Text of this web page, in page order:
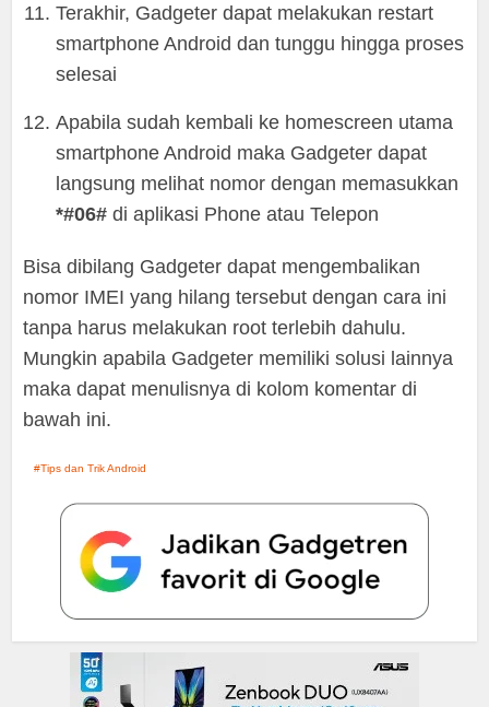
Terakhir, Gadgeter dapat melakukan restart
smartphone Android dan tunggu hingga proses
selesai
Apabila sudah kembali ke homescreen utama
smartphone Android maka Gadgeter dapat
langsung melihat nomor dengan memasukkan
*#06# di aplikasi Phone atau Telepon
Bisa dibilang Gadgeter dapat mengembalikan
nomor IMEI yang hilang tersebut dengan cara ini
tanpa harus melakukan root terlebih dahulu.
Mungkin apabila Gadgeter memiliki solusi lainnya
maka dapat menulisnya di kolom komentar di
bawah ini.
Tips dan Trik Android